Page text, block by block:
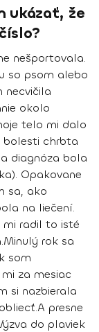
ukázať, že
nešportovala.
so psom alebo
necvičila
okolo
telo mi dalo
bolesti chrbta
diagnóza bola
Opakovane
sa, ako
na liečení.
mi radil to isté
Minulý rok sa
som
za mesiac
si nazbierala
A presne
do plaviek